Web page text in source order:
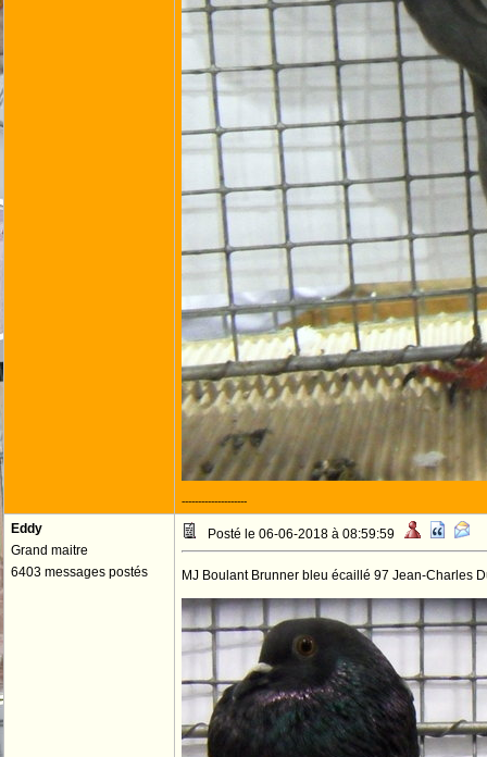
--------------------
Eddy
Grand maitre
6403 messages postés
Posté le 06-06-2018 à 08:59:59
MJ Boulant Brunner bleu écaillé 97 Jean-Charles